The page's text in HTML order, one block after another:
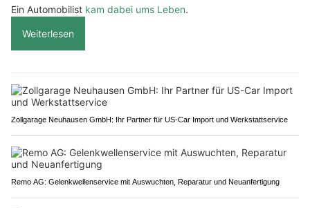
Ein Automobilist kam dabei ums Leben.
Weiterlesen
Zollgarage Neuhausen GmbH: Ihr Partner für US-Car Import und Werkstattservice
Remo AG: Gelenkwellenservice mit Auswuchten, Reparatur und Neuanfertigung